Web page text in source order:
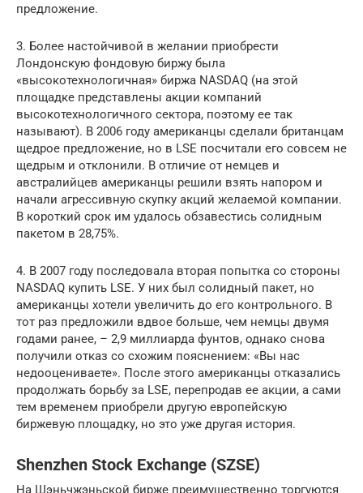
предложение.
3. Более настойчивой в желании приобрести
Лондонскую фондовую биржу была
«высокотехнологичная» биржа NASDAQ (на этой
площадке представлены акции компаний
высокотехнологичного сектора, поэтому ее так
называют). В 2006 году американцы сделали британцам
щедрое предложение, но в LSE посчитали его совсем не
щедрым и отклонили. В отличие от немцев и
австралийцев американцы решили взять напором и
начали агрессивную скупку акций желаемой компании.
В короткий срок им удалось обзавестись солидным
пакетом в 28,75%.
4. В 2007 году последовала вторая попытка со стороны
NASDAQ купить LSE. У них был солидный пакет, но
американцы хотели увеличить до его контрольного. В
тот раз предложили вдвое больше, чем немцы двумя
годами ранее, – 2,9 миллиарда фунтов, однако снова
получили отказ со схожим пояснением: «Вы нас
недооцениваете». После этого американцы отказались
продолжать борьбу за LSE, перепродав ее акции, а сами
тем временем приобрели другую европейскую
биржевую площадку, но это уже другая история.
Shenzhen Stock Exchange (SZSE)
На Шэньчжэньской бирже преимущественно торгуются